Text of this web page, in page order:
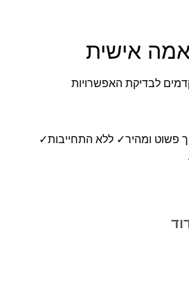
אישית
לבדיקת האפשרויות
פשוט ומהיר✓ ללא התחייבות✓